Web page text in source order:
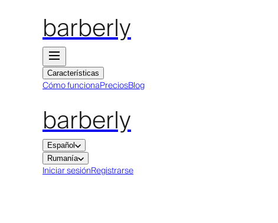
barberly
Características
Cómo funcionaPreciosBlog
barberly
Español
Rumanía
Iniciar sesiónRegistrarse